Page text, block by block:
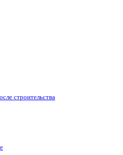
строительства